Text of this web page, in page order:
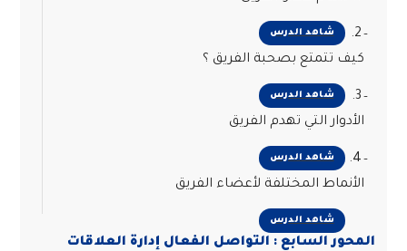
شاهد الدرس
2.
كيف تتمتع بصحبة الفريق ؟
شاهد الدرس
3.
الأدوار التي تهدم الفريق
شاهد الدرس
4.
الأنماط المختلفة لأعضاء الفريق
شاهد الدرس
المحور السابع : التواصل الفعال إدارة العلاقات